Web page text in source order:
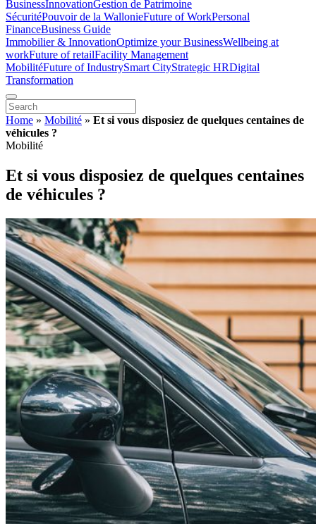
BusinessInnovationGestion de Patrimoine
SécuritéPouvoir de la WallonieFuture of WorkPersonal
FinanceBusiness Guide
Immobilier & InnovationOptimize your BusinessWellbeing at
workFuture of retailFacility Management
MobilitéFuture of IndustrySmart CityStrategic HRDigital
Transformation
Home » Mobilité » Et si vous disposiez de quelques centaines de
véhicules ?
Mobilité
Et si vous disposiez de quelques centaines
de véhicules ?